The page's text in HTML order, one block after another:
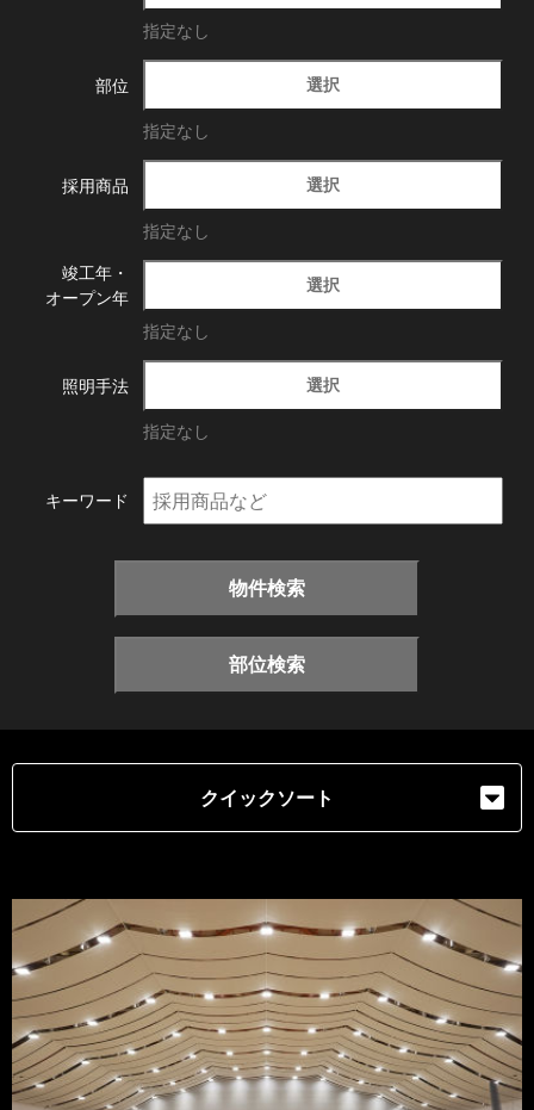
指定なし
部位 選択
指定なし
採用商品 選択
指定なし
竣工年・
オープン年
選択
指定なし
照明手法 選択
指定なし
キーワード
物件検索
部位検索
クイックソート